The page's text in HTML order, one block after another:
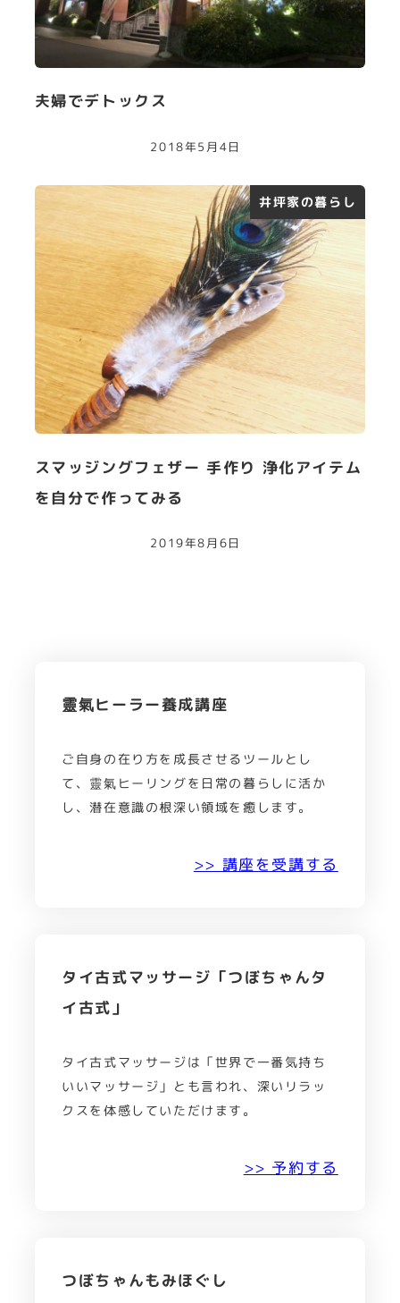
夫婦でデトックス
2018年5月4日
井坪家の暮らし
スマッジングフェザー 手作り 浄化アイテム
を自分で作ってみる
2019年8月6日
靈氣ヒーラー養成講座
ご自身の在り方を成長させるツールとし
て、靈氣ヒーリングを日常の暮らしに活か
し、潜在意識の根深い領域を癒します。
>> 講座を受講する
タイ古式マッサージ「つぼちゃんタ
イ古式」
タイ古式マッサージは「世界で一番気持ち
いいマッサージ」とも言われ、深いリラッ
クスを体感していただけます。
>> 予約する
つぼちゃんもみほぐし